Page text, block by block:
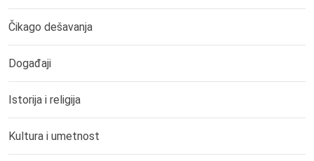
Čikago dešavanja
Događaji
Istorija i religija
Kultura i umetnost